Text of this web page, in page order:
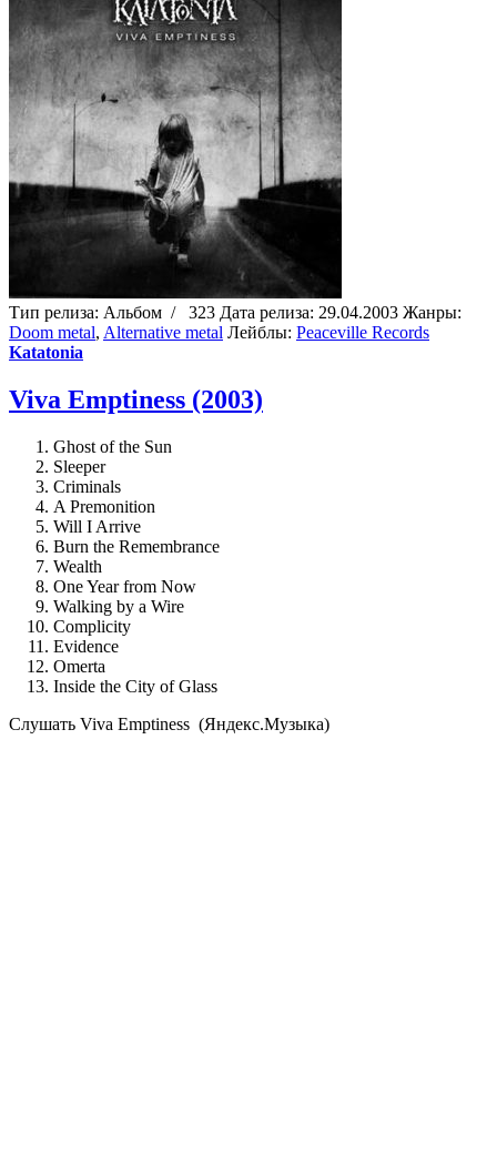
Тип релиза: Альбом / 323 Дата релиза: 29.04.2003 Жанры:
Doom metal, Alternative metal Лейблы: Peaceville Records
Katatonia
Viva Emptiness (2003)
Ghost of the Sun
Sleeper
Criminals
A Premonition
Will I Arrive
Burn the Remembrance
Wealth
One Year from Now
Walking by a Wire
Complicity
Evidence
Omerta
Inside the City of Glass
Cлушать Viva Emptiness (Яндекс.Музыка)